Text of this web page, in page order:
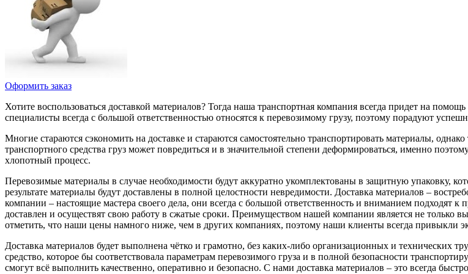
Оформить заказ
Хотите воспользоваться доставкой материалов? Тогда наша транспортная компания всегда придет на
специалисты всегда с большой ответственностью относятся к перевозимому грузу, поэтому порадуют
Многие стараются сэкономить на доставке и стараются самостоятельно транспортировать материалы,
транспортного средства груз может повредиться и в значительной степени деформироваться, именно
хлопотный процесс.
Перевозимые материалы в случае необходимости будут аккуратно укомплектованы в защитную упаковку,
результате материалы будут доставлены в полной целостности невредимости. Доставка материалов –
компании – настоящие мастера своего дела, они всегда с большой ответственность и вниманием подходят к
доставлен и осуществят свою работу в сжатые сроки. Преимуществом нашей компании является не только
отметить, что наши цены намного ниже, чем в других компаниях, поэтому наши клиенты всегда привыкли
Доставка материалов будет выполнена чётко и грамотно, без каких-либо организационных и технических
средство, которое бы соответствовала параметрам перевозимого груза и в полной безопасности
смогут всё выполнить качественно, оперативно и безопасно. С нами доставка материалов – это всегда